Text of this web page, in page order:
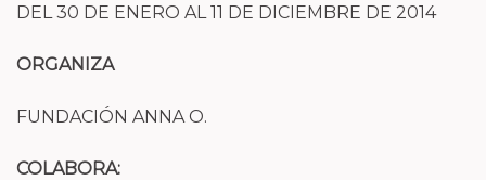
DEL 30 DE ENERO AL 11 DE DICIEMBRE DE 2014
ORGANIZA
FUNDACIÓN ANNA O.
COLABORA: